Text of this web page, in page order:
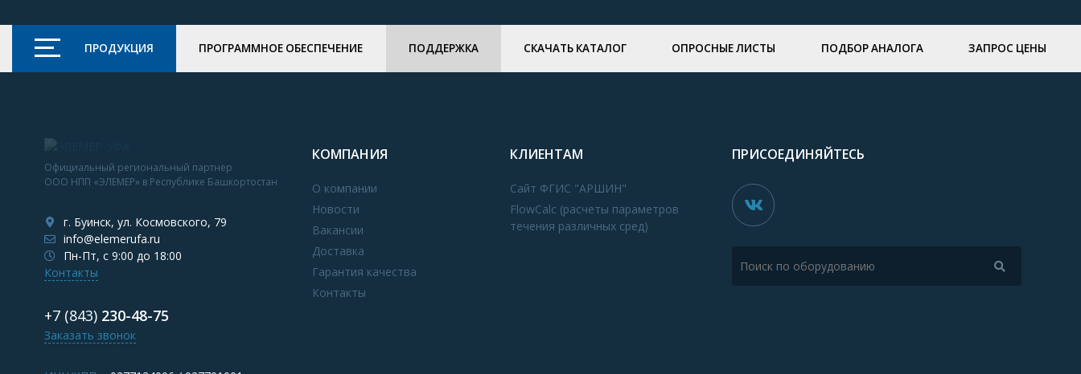
ПРОДУКЦИЯ ПРОГРАММНОЕ ОБЕСПЕЧЕНИЕ ПОДДЕРЖКА СКАЧАТЬ КАТАЛОГ ОПРОСНЫЕ ЛИСТЫ ПОДБОР АНАЛОГА ЗАПРОС ЦЕНЫ
Официальный региональный партнер
ООО НПП «ЭЛЕМЕР» в Республике Башкортостан
г. Буинск, ул. Космовского, 79
info@elemerufa.ru
Пн-Пт, с 9:00 до 18:00
Контакты
+7 (843) 230-48-75
Заказать звонок
КОМПАНИЯ
О компании
Новости
Вакансии
Доставка
Гарантия качества
Контакты
КЛИЕНТАМ
Сайт ФГИС "АРШИН"
FlowCalc (расчеты параметров
течения различных сред)
ПРИСОЕДИНЯЙТЕСЬ